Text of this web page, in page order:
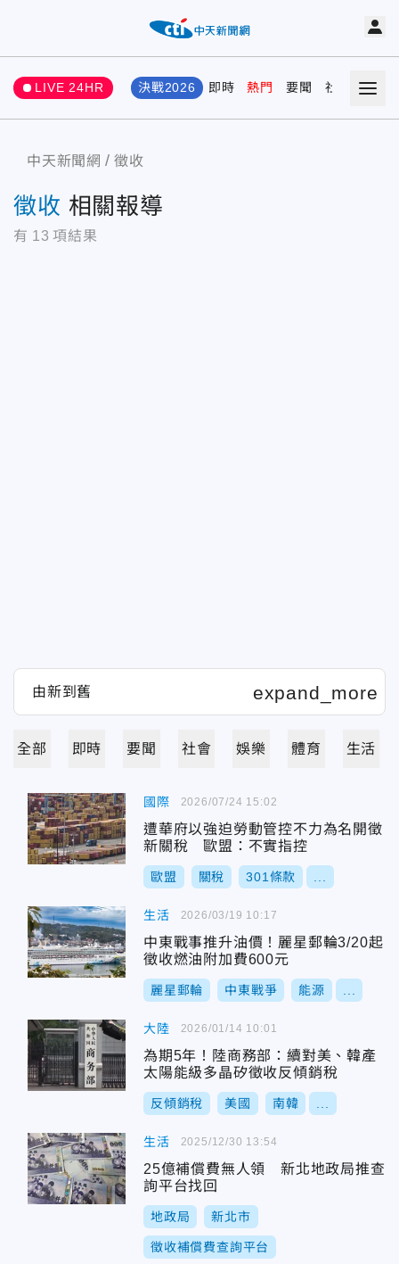
LIVE 24HR 決戰2026 即時 熱門 要聞 社會 娛樂
中天新聞網 徵收
徵收 相關報導
有 13 項結果
全部 即時 要聞 社會 娛樂 體育 生活
國際
遭華府以強迫勞動管控不力為名開徵
新關稅 歐盟：不實指控
歐盟 關稅 301條款
2026/07/24 15:02
生活
中東戰事推升油價！麗星郵輪3/20起
徵收燃油附加費600元
麗星郵輪 中東戰爭 能源
2026/03/19 10:17
大陸
為期5年！陸商務部：續對美、韓產
太陽能級多晶矽徵收反傾銷稅
反傾銷稅 美國 南韓
2026/01/14 10:01
生活
25億補償費無人領 新北地政局推查
詢平台找回
地政局 新北市
徵收補償費查詢平台
2025/12/30 13:54